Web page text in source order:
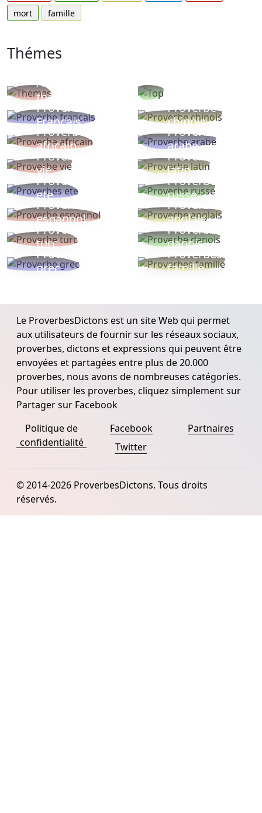
mort
famille
Thémes
Autres
thèmes
Proverbe
Français
Proverbe
chinois
Proverbe
africain
Proverbe
arabe
Proverbe
vie
Proverbe
latin
Proverbes
ete
Proverbe
russe
Proverbe
espagnol
Proverbe
anglais
Proverbe
turc
Proverbe
danois
Proverbe
grec
Proverbes
famille
Le ProverbesDictons est un site Web qui permet
aux utilisateurs de fournir sur les réseaux sociaux,
proverbes, dictons et expressions qui peuvent être
envoyées et partagées entre plus de 20.000
proverbes, nous avons de nombreuses catégories.
Pour utiliser les proverbes, cliquez simplement sur
Partager sur Facebook
Politique de
confidentialité
Facebook
Twitter
Partnaires
© 2014-2026 ProverbesDictons. Tous droits
réservés.